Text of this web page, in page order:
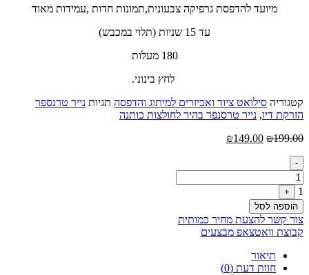
מיועד להדפסת גרפיקה צבעונית,תמונות חדות ,עמידות מאוד
עד 15 שניות (תלוי במכבש)
180 מעלות
לחץ בינוני.
קטגוריה סילואט ציוד ואביזרים למיתוג והדפסה תגיות נייר טרנספר
הזרקת דיו, נייר טרסנפר בהיר לחולצות כותנה
₪199.00
המחיר
₪199.00.
₪149.00
₪149.00.
Quantity
-
1
+
הוספה לסל
צור קשר להצעת מחיר כמותית
קבוצת וואטצאפ מבצעים
תיאור
חוות דעת (0)